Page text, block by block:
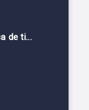
de ti...